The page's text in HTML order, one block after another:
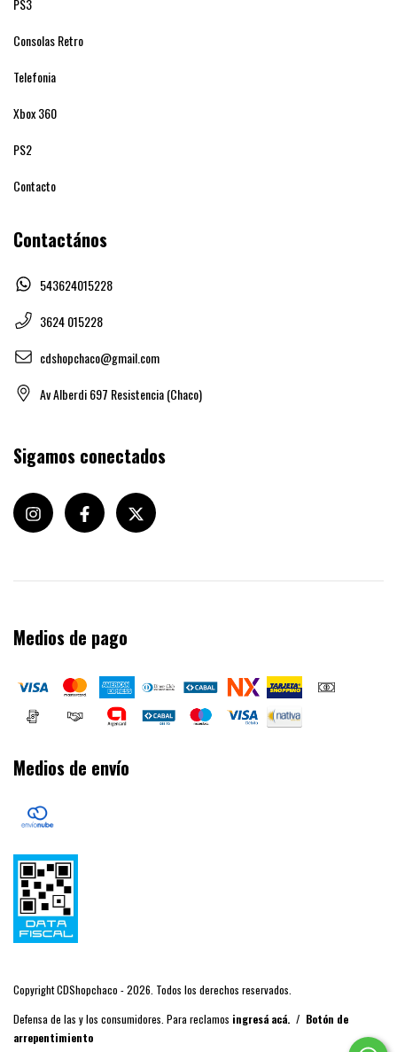
PS3
Consolas Retro
Telefonia
Xbox 360
PS2
Contacto
Contactános
543624015228
3624 015228
cdshopchaco@gmail.com
Av Alberdi 697 Resistencia (Chaco)
Sigamos conectados
Medios de pago
Medios de envío
Copyright CDShopchaco - 2026. Todos los derechos reservados.
Defensa de las y los consumidores. Para reclamos ingresá acá. / Botón de
arrepentimiento